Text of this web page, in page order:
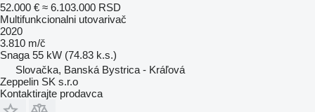
52.000 € ≈ 6.103.000 RSD
Multifunkcionalni utovarivač
2020
3.810 m/č
Snaga 55 kW (74.83 k.s.)
Slovačka, Banská Bystrica - Kráľová
Zeppelin SK s.r.o
Kontaktirajte prodavca